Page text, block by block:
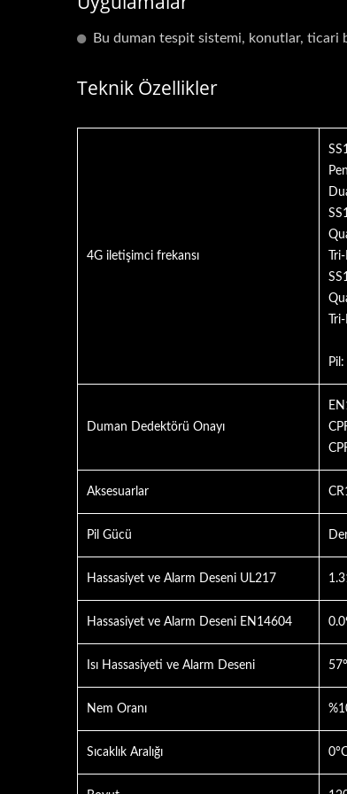
Bu duman tespit sistemi, konutlar, ticari
Teknik Özellikler
4G iletişimci frekansı
Duman Dedektörü Onayı
Aksesuarlar
Pil Gücü
Hassasiyet ve Alarm Deseni UL217
Hassasiyet ve Alarm Deseni EN14604
Isı Hassasiyeti ve Alarm Deseni
Nem Oranı
Sıcaklık Aralığı